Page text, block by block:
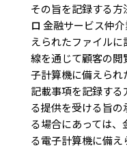
その旨を記録する方
ロ 金融サービス仲
えられたファイル
線を通じて顧客の
子計算機に備えら
記載事項を記録す
る提供を受ける旨
る場合にあっては
る電子計算機に備